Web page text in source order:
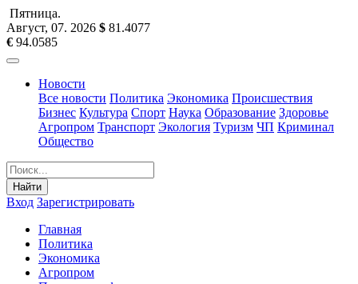
Пятница.
Август, 07. 2026 $ 81.4077
€ 94.0585
Новости
Все новости Политика Экономика Происшествия
Бизнес Культура Спорт Наука Образование Здоровье
Агропром Транспорт Экология Туризм ЧП Криминал
Общество
Найти
Вход Зарегистрировать
Главная
Политика
Экономика
Агропром